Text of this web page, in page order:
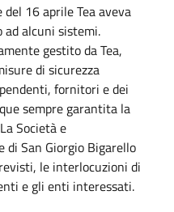
16 aprile Tea aveva
alcuni sistemi.
gestito da Tea,
di sicurezza
fornitori e dei
sempre garantita la
Società e
di San Giorgio Bigarello
le interlocuzioni di
e gli enti interessati.